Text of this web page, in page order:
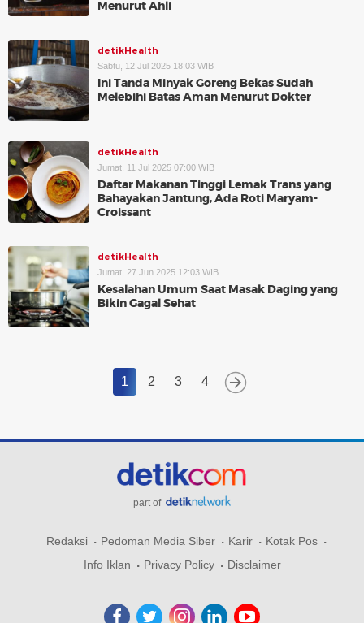
Menurut Ahli
detikHealth
Sabtu, 12 Jul 2025 18:03 WIB
Ini Tanda Minyak Goreng Bekas Sudah
Melebihi Batas Aman Menurut Dokter
detikHealth
Jumat, 11 Jul 2025 07:00 WIB
Daftar Makanan Tinggi Lemak Trans yang
Bahayakan Jantung, Ada Roti Maryam-
Croissant
detikHealth
Jumat, 27 Jun 2025 12:03 WIB
Kesalahan Umum Saat Masak Daging yang
Bikin Gagal Sehat
1 2 3 4
part of
Redaksi Pedoman Media Siber Karir
Kotak Pos
Info Iklan
Privacy Policy Disclaimer